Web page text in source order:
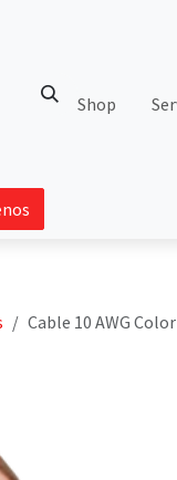
Shop
Cable 10 AWG